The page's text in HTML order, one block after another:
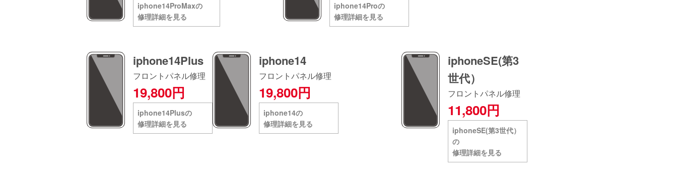
iphone14ProMaxの
修理詳細を見る
iphone14Proの
修理詳細を見る
iphone14Plus
フロントパネル修理
19,800円
iphone14Plusの
修理詳細を見る
iphone14
フロントパネル修理
19,800円
iphone14の
修理詳細を見る
iphoneSE(第3
世代）
フロントパネル修理
11,800円
iphoneSE(第3世代）
の
修理詳細を見る